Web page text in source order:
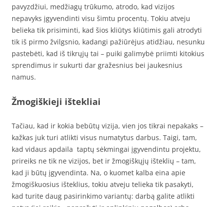
pavyzdžiui, medžiagų trūkumo, atrodo, kad vizijos
nepavyks įgyvendinti visu šimtu procentų. Tokiu atveju
belieka tik prisiminti, kad šios kliūtys kliūtimis gali atrodyti
tik iš pirmo žvilgsnio, kadangi pažiūrėjus atidžiau, nesunku
pastebėti, kad iš tikrųjų tai – puiki galimybė priimti kitokius
sprendimus ir sukurti dar gražesnius bei jaukesnius
namus.
Žmogiškieji ištekliai
Tačiau, kad ir kokia bebūtų vizija, vien jos tikrai nepakaks –
kažkas juk turi atlikti visus numatytus darbus. Taigi, tam,
kad vidaus apdaila taptų sėkmingai įgyvendintu projektu,
prireiks ne tik ne vizijos, bet ir žmogiškųjų išteklių – tam,
kad ji būtų įgyvendinta. Na, o kuomet kalba eina apie
žmogiškuosius išteklius, tokiu atveju telieka tik pasakyti,
kad turite daug pasirinkimo variantų: darbą galite atlikti